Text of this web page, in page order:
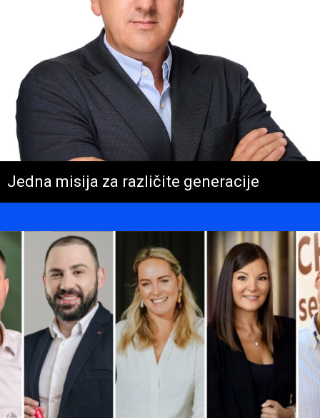
Jedna misija za različite generacije